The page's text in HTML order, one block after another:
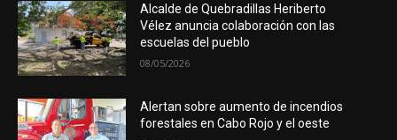
Alcalde de Quebradillas Heriberto
Vélez anuncia colaboración con las
escuelas del pueblo
08/05/2026
Alertan sobre aumento de incendios
forestales en Cabo Rojo y el oeste